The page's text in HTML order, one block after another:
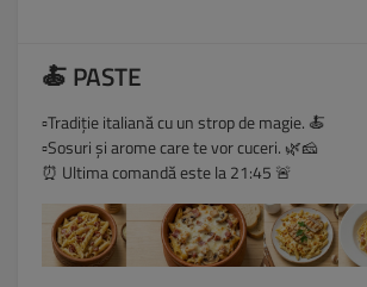
🍝 PASTE
▫️Tradiție italiană cu un strop de magie. 🍝
▫️Sosuri și arome care te vor cuceri. 🌿🧀
⏰ Ultima comandă este la 21:45 🚨